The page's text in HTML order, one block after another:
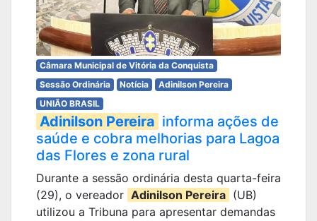
Câmara Municipal de Vitória da Conquista
Sessão Ordinária
Notícia
Adinilson Pereira
UNIÃO BRASIL
Adinilson Pereira informa ações de
saúde e cobra melhorias para Lagoa
das Flores e zona rural
Durante a sessão ordinária desta quarta-feira
(29), o vereador Adinilson Pereira (UB)
utilizou a Tribuna para apresentar demandas